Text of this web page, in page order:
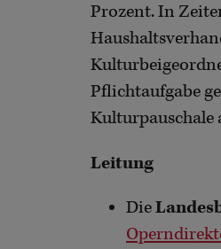
Prozent. In
Pflichtaufgabe
Kulturpauschale
Leitung
Die